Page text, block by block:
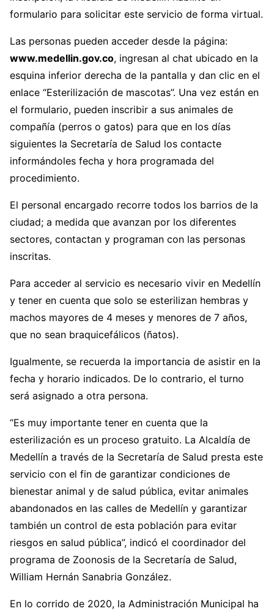
formulario para solicitar este servicio de forma virtual.
Las personas pueden acceder desde la página:
www.medellin.gov.co, ingresan al chat ubicado en la
esquina inferior derecha de la pantalla y dan clic en el
enlace “Esterilización de mascotas”. Una vez están en
el formulario, pueden inscribir a sus animales de
compañía (perros o gatos) para que en los días
siguientes la Secretaría de Salud los contacte
informándoles fecha y hora programada del
procedimiento.
El personal encargado recorre todos los barrios de la
ciudad; a medida que avanzan por los diferentes
sectores, contactan y programan con las personas
inscritas.
Para acceder al servicio es necesario vivir en Medellín
y tener en cuenta que solo se esterilizan hembras y
machos mayores de 4 meses y menores de 7 años,
que no sean braquicefálicos (ñatos).
Igualmente, se recuerda la importancia de asistir en la
fecha y horario indicados. De lo contrario, el turno
será asignado a otra persona.
“Es muy importante tener en cuenta que la
esterilización es un proceso gratuito. La Alcaldía de
Medellín a través de la Secretaría de Salud presta este
servicio con el fin de garantizar condiciones de
bienestar animal y de salud pública, evitar animales
abandonados en las calles de Medellín y garantizar
también un control de esta población para evitar
riesgos en salud pública”, indicó el coordinador del
programa de Zoonosis de la Secretaría de Salud,
William Hernán Sanabria González.
En lo corrido de 2020, la Administración Municipal ha